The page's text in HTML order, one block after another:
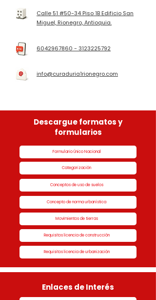
Calle 51 #50-34 Piso 1B Edificio San
Miguel, Rionegro, Antioquia.
6042967860 - 3123225792
info@curaduria1rionegro.com
Descargue formatos y
formularios
Formulario Único Nacional
Categorización
Conceptos de uso de suelos
Concepto de norma urbanística
Movimientos de tierras
Requisitos licencia de construcción
Requisitos licencia de urbanización
Enlaces de Interés